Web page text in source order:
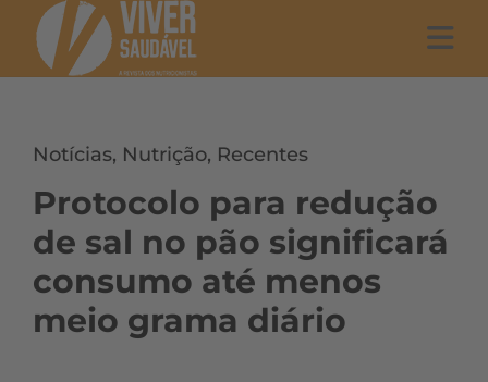
Notícias, Nutrição, Recentes
Protocolo para redução
de sal no pão significará
consumo até menos
meio grama diário